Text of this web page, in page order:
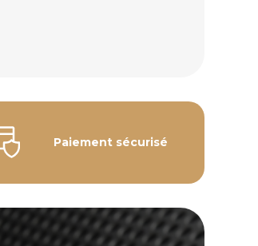
Paiement sécurisé